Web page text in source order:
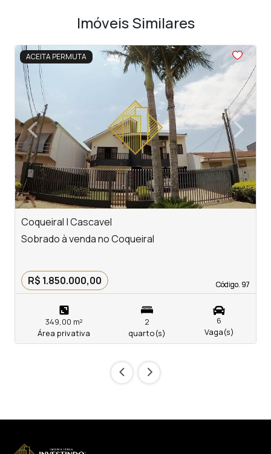
Imóveis Similares
ACEITA PERMUTA
<<<<
‹Previous ›
Next
Coqueiral | Cascavel
Código. 97
Código. 97
Sobrado à venda no Coqueiral
R$ 1.850.000,00
349,00 m²
Área privativa
2
quarto(s)
6
Vaga(s)
‹ ›